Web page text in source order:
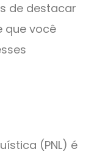
de destacar
que você
(PNL) é